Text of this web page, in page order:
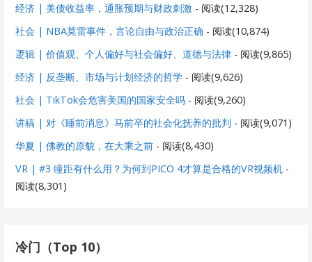
经济 | 美债收益率，通胀预期与财政刺激 - 阅读(12,328)
社会 | NBA莫雷事件，言论自由与政治正确 - 阅读(10,874)
逻辑 | 价值观、个人偏好与社会偏好、道德与法律 - 阅读(9,865)
经济 | 反垄断、市场与计划经济的哲学 - 阅读(9,626)
社会 | TikTok会危害美国的国家安全吗 - 阅读(9,260)
讲稿 | 对《睡前消息》马前卒的社会化抚养的批判 - 阅读(9,071)
华夏 | 佛教的原貌，在大乘之前 - 阅读(8,430)
VR | #3 瞳距有什么用？为何到PICO 4才算是合格的VR视频机 -
阅读(8,301)
冷门（Top 10）